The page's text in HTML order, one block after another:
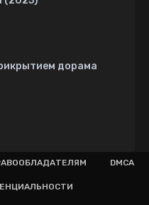
дорама
DMCA